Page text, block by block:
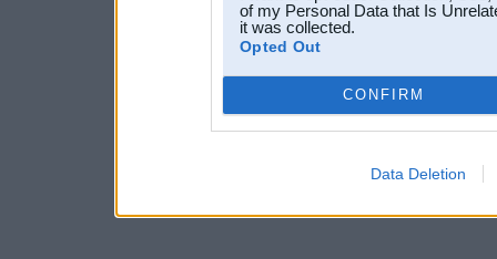
of my Personal Data that Is
it was collected.
Opted Out
CONFIRM
Data Deletion